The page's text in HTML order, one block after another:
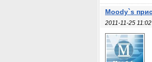
Moody`s
2011-11-25 11:02